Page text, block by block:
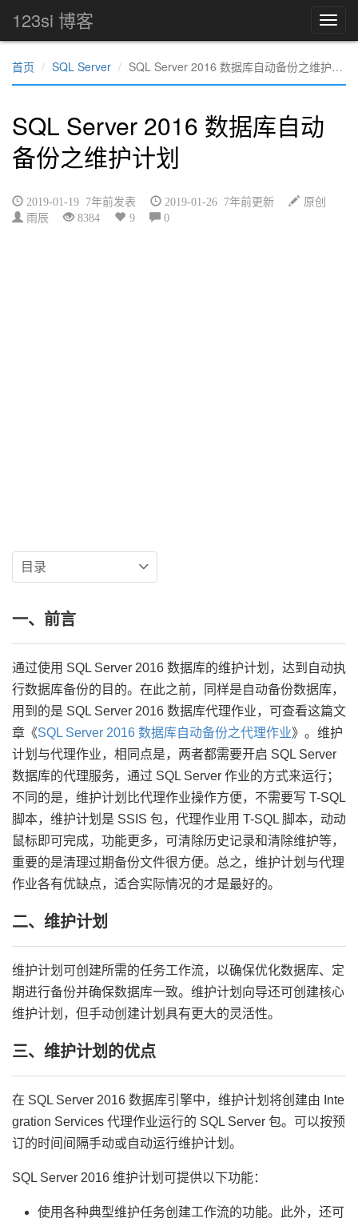
123si 博客
首页 SQL Server SQL Server 2016 数据库自动备份之维护计划
SQL Server 2016 数据库自动
备份之维护计划
2019-01-19 7年前发表 2019-01-26 7年前更新
原创
雨辰
8384 9 0
目录
一、前言
通过使用 SQL Server 2016 数据库的维护计划，达到自动执
行数据库备份的目的。在此之前，同样是自动备份数据库，
用到的是 SQL Server 2016 数据库代理作业，可查看这篇文
章《SQL Server 2016 数据库自动备份之代理作业》。维护
计划与代理作业，相同点是，两者都需要开启 SQL Server
数据库的代理服务，通过 SQL Server 作业的方式来运行；
不同的是，维护计划比代理作业操作方便，不需要写 T-SQL
脚本，维护计划是 SSIS 包，代理作业用 T-SQL 脚本，动动
鼠标即可完成，功能更多，可清除历史记录和清除维护等，
重要的是清理过期备份文件很方便。总之，维护计划与代理
作业各有优缺点，适合实际情况的才是最好的。
二、维护计划
维护计划可创建所需的任务工作流，以确保优化数据库、定
期进行备份并确保数据库一致。维护计划向导还可创建核心
维护计划，但手动创建计划具有更大的灵活性。
三、维护计划的优点
在 SQL Server 2016 数据库引擎中，维护计划将创建由 Inte
gration Services 代理作业运行的 SQL Server 包。可以按预
订的时间间隔手动或自动运行维护计划。
SQL Server 2016 维护计划可提供以下功能：
使用各种典型维护任务创建工作流的功能。此外，还可